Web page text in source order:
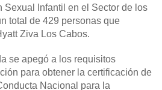
Sexual Infantil en el Sector de los
total de 429 personas que
Ziva Los Cabos.
se apegó a los requisitos
para obtener la certificación de
Nacional para la